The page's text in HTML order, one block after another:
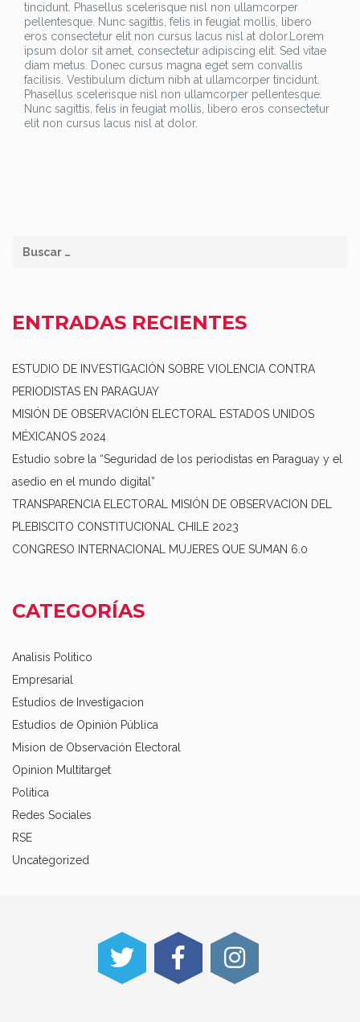
tincidunt. Phasellus scelerisque nisl non ullamcorper
pellentesque. Nunc sagittis, felis in feugiat mollis, libero
eros consectetur elit non cursus lacus nisl at dolor.Lorem
ipsum dolor sit amet, consectetur adipiscing elit. Sed vitae
diam metus. Donec cursus magna eget sem convallis
facilisis. Vestibulum dictum nibh at ullamcorper tincidunt.
Phasellus scelerisque nisl non ullamcorper pellentesque.
Nunc sagittis, felis in feugiat mollis, libero eros consectetur
elit non cursus lacus nisl at dolor.
ENTRADAS RECIENTES
ESTUDIO DE INVESTIGACIÓN SOBRE VIOLENCIA CONTRA
PERIODISTAS EN PARAGUAY
MISIÓN DE OBSERVACIÓN ELECTORAL ESTADOS UNIDOS
MÉXICANOS 2024
Estudio sobre la “Seguridad de los periodistas en Paraguay y el
asedio en el mundo digital”
TRANSPARENCIA ELECTORAL MISIÓN DE OBSERVACION DEL
PLEBISCITO CONSTITUCIONAL CHILE 2023
CONGRESO INTERNACIONAL MUJERES QUE SUMAN 6.0
CATEGORÍAS
Analisis Politico
Empresarial
Estudios de Investigacion
Estudios de Opinión Pública
Mision de Observación Electoral
Opinion Multitarget
Política
Redes Sociales
RSE
Uncategorized